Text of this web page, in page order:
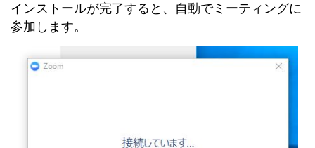
インストールが完了すると、自動でミーティングに
参加します。